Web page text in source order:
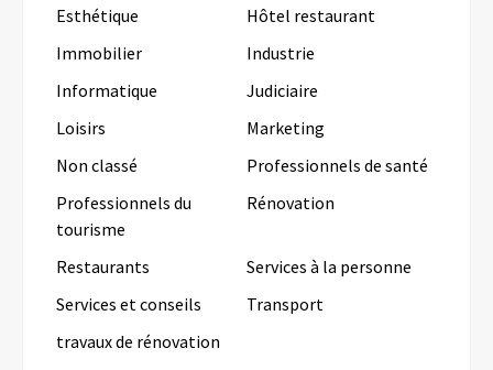
Esthétique
Hôtel restaurant
Immobilier
Industrie
Informatique
Judiciaire
Loisirs
Marketing
Non classé
Professionnels de santé
Professionnels du
tourisme
Rénovation
Restaurants
Services à la personne
Services et conseils
Transport
travaux de rénovation